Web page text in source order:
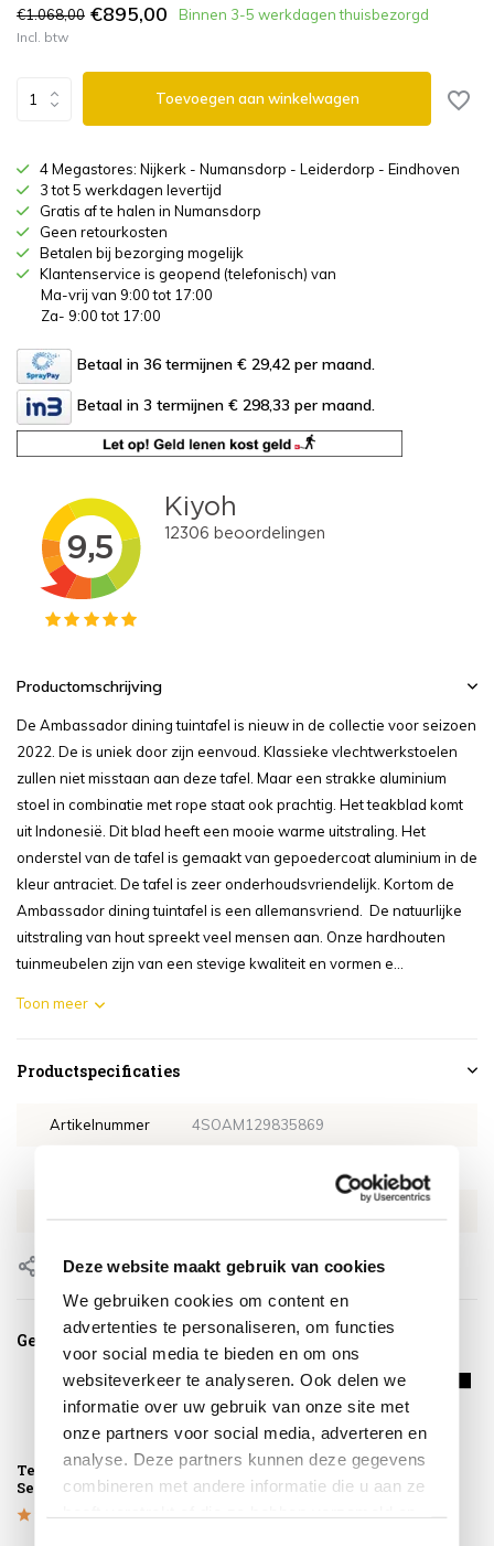
Deze website maakt gebruik van cookies
We gebruiken cookies om content en
advertenties te personaliseren, om functies
voor social media te bieden en om ons
websiteverkeer te analyseren. Ook delen we
informatie over uw gebruik van onze site met
onze partners voor social media, adverteren en
analyse. Deze partners kunnen deze gegevens
combineren met andere informatie die u aan ze
€1.068,00 €895,00 Binnen 3-5 werkdagen thuisbezorgd
Incl. btw
Toevoegen aan winkelwagen
4 Megastores: Nijkerk - Numansdorp - Leiderdorp - Eindhoven
3 tot 5 werkdagen levertijd
Gratis af te halen in Numansdorp
Geen retourkosten
Betalen bij bezorging mogelijk
Klantenservice is geopend (telefonisch) van
Ma-vrij van 9:00 tot 17:00
Za- 9:00 tot 17:00
Betaal in 36 termijnen € 29,42 per maand.
Betaal in 3 termijnen € 298,33 per maand.
Productomschrijving
De Ambassador dining tuintafel is nieuw in de collectie voor seizoen
2022. De is uniek door zijn eenvoud. Klassieke vlechtwerkstoelen
zullen niet misstaan aan deze tafel. Maar een strakke aluminium
stoel in combinatie met rope staat ook prachtig. Het teakblad komt
uit Indonesië. Dit blad heeft een mooie warme uitstraling. Het
onderstel van de tafel is gemaakt van gepoedercoat aluminium in de
kleur antraciet. De tafel is zeer onderhoudsvriendelijk. Kortom de
Ambassador dining tuintafel is een allemansvriend. De natuurlijke
uitstraling van hout spreekt veel mensen aan. Onze hardhouten
tuinmeubelen zijn van een stevige kwaliteit en vormen e...
Toon meer
Productspecificaties
Artikelnummer 4SOAM129835869
Delen
Gerelateerde producten
Teak Cleaner 4-
Seasons Outdoor
Teak Protector 4-
Seasons Outdoor
Platinum
AeroCover
ø200xH85